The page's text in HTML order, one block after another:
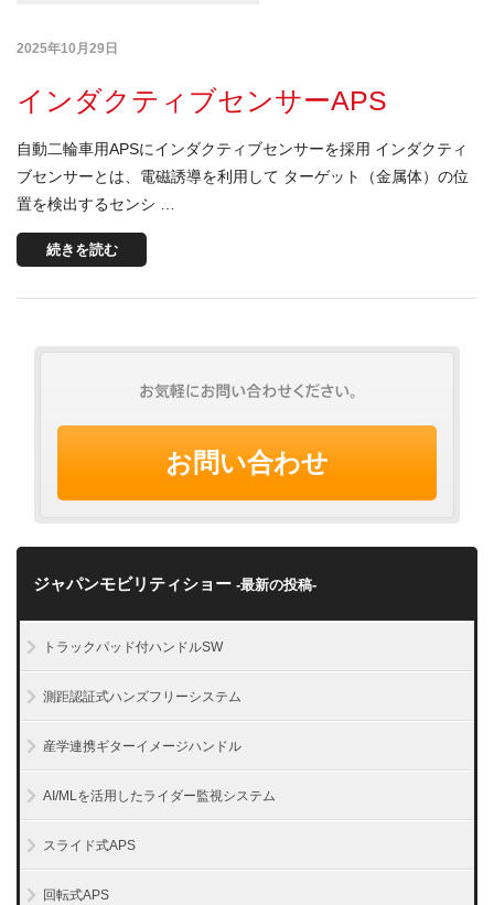
2025年10月29日
インダクティブセンサーAPS
自動二輪車用APSにインダクティブセンサーを採用 インダクティ
ブセンサーとは、電磁誘導を利用して ターゲット（金属体）の位
置を検出するセンシ …
続きを読む
お問い合わせ
ジャパンモビリティショー -最新の投稿-
トラックパッド付ハンドルSW
測距認証式ハンズフリーシステム
産学連携ギターイメージハンドル
AI/MLを活用したライダー監視システム
スライド式APS
回転式APS